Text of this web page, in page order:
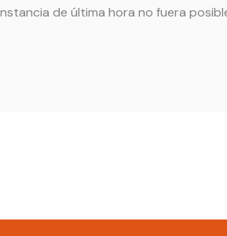
de última hora no fuera